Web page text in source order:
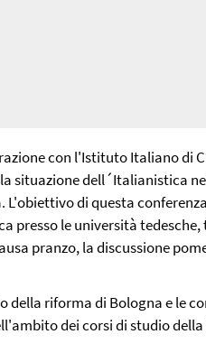
con l'Istituto Italiano di
situazione dell´Italianistica
L'obiettivo di questa
presso le università tedesche,
pranzo, la discussione
riforma di Bologna e le
dei corsi di studio